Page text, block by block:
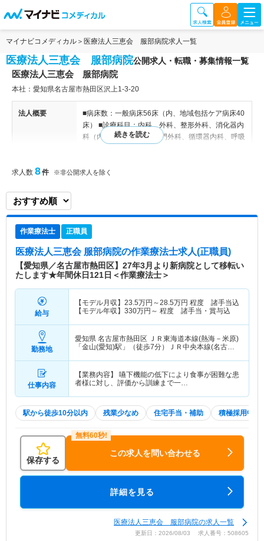
マイナビコメディカル 医療法人三恵会 服部病院求人一覧
医療法人三恵会 服部病院公開求人・転職・募集情報一覧
医療法人三恵会 服部病院
本社：愛知県名古屋市熱田区沢上1-3-20
法人概要
■病床数：一般病床56床（内、地域包括ケア病床40
床） ■診療科目：内科、外科、整形外科、消化器内
科（内視鏡）、大腸・肛門外科、循環器内科、呼吸
ョン科
病院情報補足
年3月に新病院をオープンします★ 新体制構築のた
め、新しくスタッフを募集しています。 ※オープ
ン前から働ける方の応募も可能です。 年間休日121
日◎ 現病院は金山総合駅から徒歩6分、新病院はJR
熱田駅から徒歩3分、通勤に便利な場所です。
求人数 8件 ※非公開求人を除く
作業療法士 正職員
医療法人三恵会 服部病院の作業療法士求人(正職員)
【愛知県／名古屋市熱田区】27年3月より新病院として移転い
たします★年間休日121日＜作業療法士＞
給与
【モデル月収】 23.5万円～28.5万円 程度 諸手当込
【モデル年収】 330万円～ 程度 諸手当・賞与込
勤務地
愛知県 名古屋市熱田区
ＪＲ東海道本線(熱海－米原)
「金山(愛知)駅」（徒歩7分）ＪＲ中央本線(名古屋
仕事内容
【業務内容】 嚥下機能の低下により食事が困難な患
者様に対し、評価から訓練まで一…
駅から徒歩10分以内 残業少なめ 住宅手当・補助 積極採用中
保存する
この求人を問い合わせる
詳細を見る
医療法人三恵会 服部病院の求人一覧
更新日：2026/08/03 求人番号：508605